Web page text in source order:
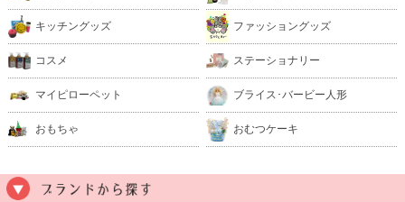
キッチングッズ ファッショングッズ
コスメ ステーショナリー
マイピローペット ブライス･バービー人形
おもちゃ おむつケーキ